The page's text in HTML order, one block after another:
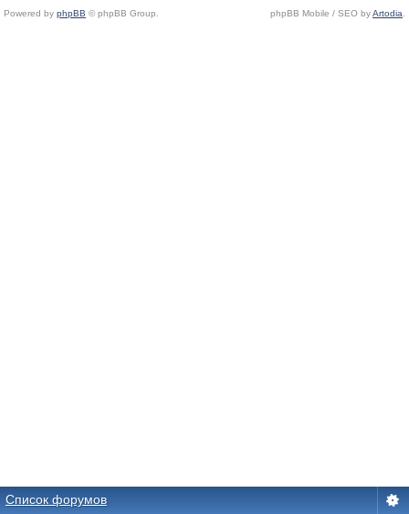
Powered by phpBB © phpBB Group. phpBB Mobile / SEO byArtodia
Список форумов